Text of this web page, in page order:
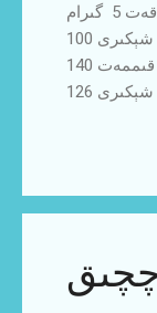
چەكلىكتۇر. مەسىلەن ئىنساننىڭ بىر كېچە ئۇخلاپ ئەتىسى ئاچ قورساق ھالەتتە پۈتۈن قېنىدىكى شېكەر مىقدارى پەقەت 5 گىرام
ئەتىراپىدا كۆرۈلىدىغان بولۇپ، بۇ ۋاقىتتا ئۆلچەنگەن قان شېكىرى 100mg/dl دىن تۆۋەن بولىشى لازىم. ئەگەر ھەر ۋاق تاماقتىن 2
سائەت كېيىن بۇ قىممەت 140mg/dl دىن تۆۋەن بولمىسا، يېگەن ئۇ تاماق تاماق بولماستىن، ئەكسىچە بەدەنگە نىسبەتەن شېكەردىن
ياسالغان توقماقتىن باشقا بىر نەرسە ئەمەس. چۈنكى مېدىتسىنادا تاماقتىن بۇرۇنقى قان شېكىرى 126mg/dl ، تاماقتىن 2 سائەت
تەتقىقاتتا
30...